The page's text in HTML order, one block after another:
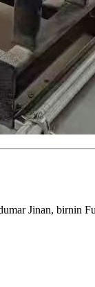
Jinan, birnin